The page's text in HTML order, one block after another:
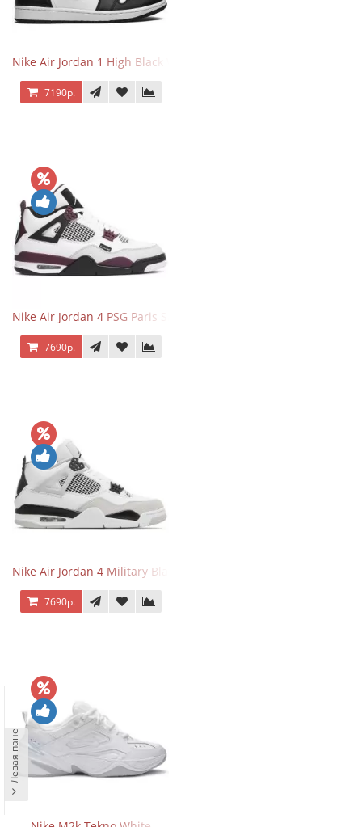
Nike Air Jordan 1 High Black White
7190р.
Nike Air Jordan 4 PSG Paris Saint Germain
7690р.
Nike Air Jordan 4 Military Black
7690р.
Левая панель